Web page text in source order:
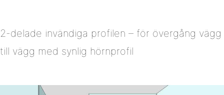
2-delade invändiga profilen – för övergång vägg
till vägg med synlig hörnprofil